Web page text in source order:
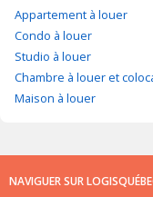
Appartement à louer
Condo à louer
Studio à louer
Chambre à louer et
Maison à louer
NAVIGUER SUR